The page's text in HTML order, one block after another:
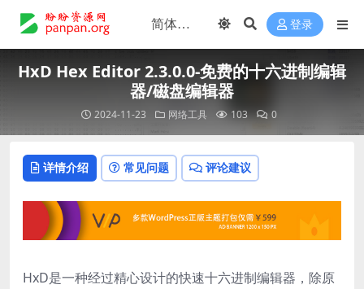
登录
HxD Hex Editor 2.3.0.0-免费的十六进制编辑
器/磁盘编辑器
2024-11-23 网络工具 103 0
详情介绍 常见问题 评论建议
HxD是一种经过精心设计的快速十六进制编辑器，除原